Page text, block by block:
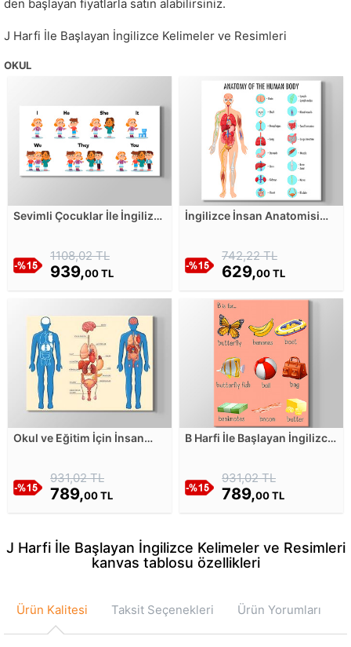
den başlayan fiyatlarla satın alabilirsiniz.
J Harfi İle Başlayan İngilizce Kelimeler ve Resimleri
OKUL
Sevimli Çocuklar İle İngilizce
1108,02 TL
939,00 TL
İngilizce İnsan Anatomisi
742,22 TL
629,00 TL
Okul ve Eğitim İçin İnsan
931,02 TL
789,00 TL
B Harfi İle Başlayan İngilizce
931,02 TL
789,00 TL
J Harfi İle Başlayan İngilizce Kelimeler ve Resimleri
kanvas tablosu özellikleri
Ürün Kalitesi Taksit Seçenekleri Ürün Yorumları